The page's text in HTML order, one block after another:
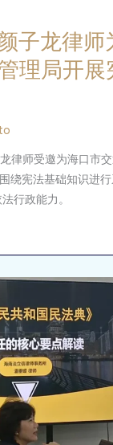
子龙律师
理局开
律师受邀为海口市
绕宪法基础知识进
行政能力。